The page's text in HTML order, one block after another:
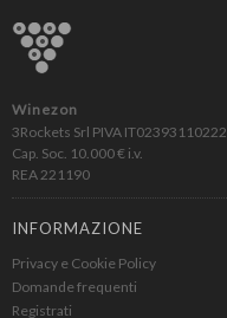
Winezon
3Rockets Srl PIVA IT02393110222
Cap. Soc. 10.000 € i.v.
REA 221190
INFORMAZIONE
Privacy e Cookie Policy
Domande frequenti
Registrati